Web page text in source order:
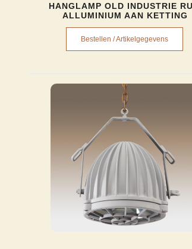
HANGLAMP OLD INDUSTRIE
ALLUMINIUM AAN KETTING
Bestellen / Artikelgegevens